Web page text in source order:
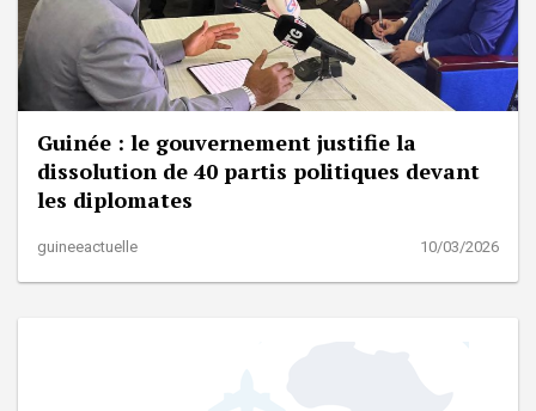
Guinée : le gouvernement justifie la
dissolution de 40 partis politiques devant
les diplomates
guineeactuelle 10/03/2026